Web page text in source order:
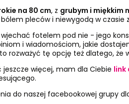
na 80 cm, z grubym i miękkim
pleców i niewygodą w czasie
wjechać fotelem pod nie - jego
i wiadomościom, jakie
rozważyć tę opcję też dlatego, że
jeszcze więcej, mam dla Ciebie link
do naszej facebookowej grupy